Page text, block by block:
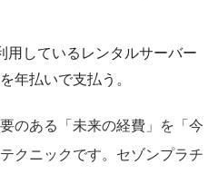
用しているレンタルサーバー
年払いで支払う。
のある「未来の経費」を「今
クニックです。セゾンプラチ